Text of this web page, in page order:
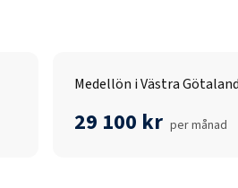
Medellön i Västra
29 100 kr per månad